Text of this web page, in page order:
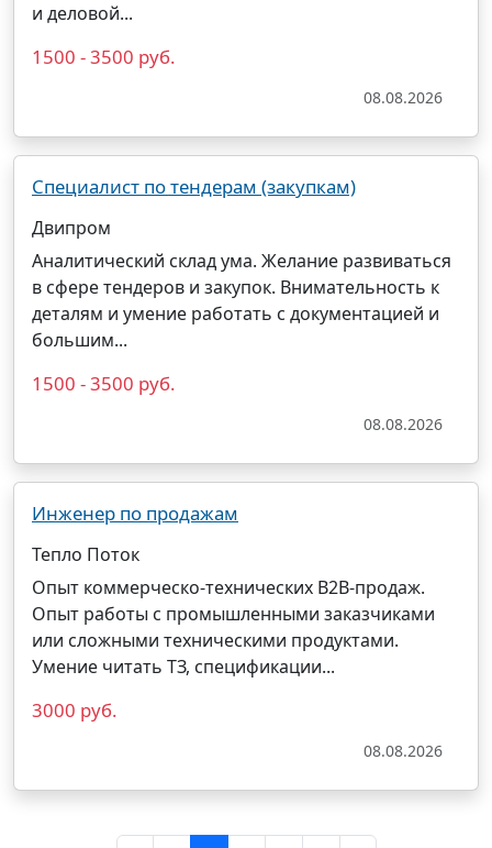
и деловой...
1500 - 3500 руб.
08.08.2026
Специалист по тендерам (закупкам)
Двипром
Аналитический склад ума. Желание развиваться
в сфере тендеров и закупок. Внимательность к
деталям и умение работать с документацией и
большим...
1500 - 3500 руб.
08.08.2026
Инженер по продажам
Тепло Поток
Опыт коммерческо-технических B2B-продаж.
Опыт работы с промышленными заказчиками
или сложными техническими продуктами.
Умение читать ТЗ, спецификации...
3000 руб.
08.08.2026